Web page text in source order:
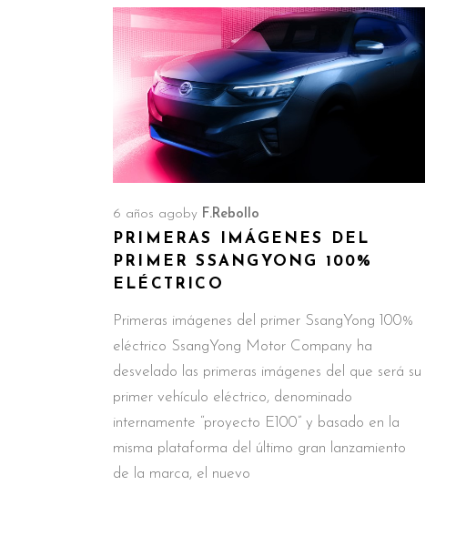
6 años ago by F.Rebollo
PRIMERAS IMÁGENES DEL
PRIMER SSANGYONG 100%
ELÉCTRICO
Primeras imágenes del primer SsangYong 100%
eléctrico SsangYong Motor Company ha
desvelado las primeras imágenes del que será su
primer vehículo eléctrico, denominado
internamente “proyecto E100” y basado en la
misma plataforma del último gran lanzamiento
de la marca, el nuevo